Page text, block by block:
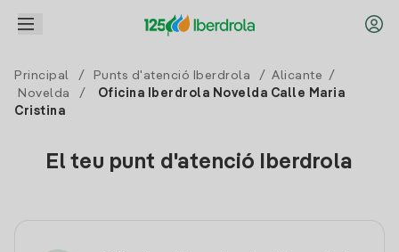
Principal / Punts d'atenció Iberdrola / Alicante
/
Novelda
/
Oficina Iberdrola Novelda Calle Maria
Cristina
El teu punt d'atenció Iberdrola